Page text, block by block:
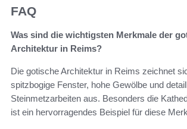
FAQ
Was sind die wichtigsten Merkmale der
Architektur in Reims?
Die gotische Architektur in Reims zeichnet
spitzbogige Fenster, hohe Gewölbe und
Steinmetzarbeiten aus. Besonders die
ist ein hervorragendes Beispiel für diese